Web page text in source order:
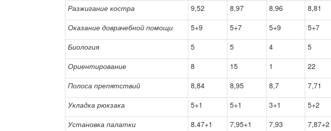
Разжигание костра
9,52 8,97 8,96 8,81
Оказание доврачебной помощи
5+9 5+7 5+9 5+7
Биология
5 5 4 5
Ориентирование
8 15 1 22
Полоса препятствий
8,84 8,95 8,7 7,71
Укладка рюкзака
5+1 5+1 3+1 5+2
Установка палатки
8.47+1 7,95+1 7,93 7,87+2